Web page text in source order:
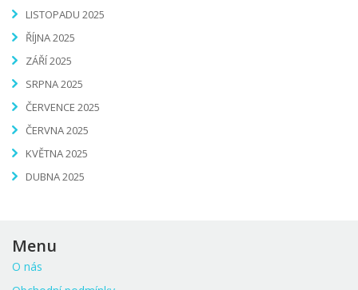
LISTOPADU 2025
ŘÍJNA 2025
ZÁŘÍ 2025
SRPNA 2025
ČERVENCE 2025
ČERVNA 2025
KVĚTNA 2025
DUBNA 2025
Menu
O nás